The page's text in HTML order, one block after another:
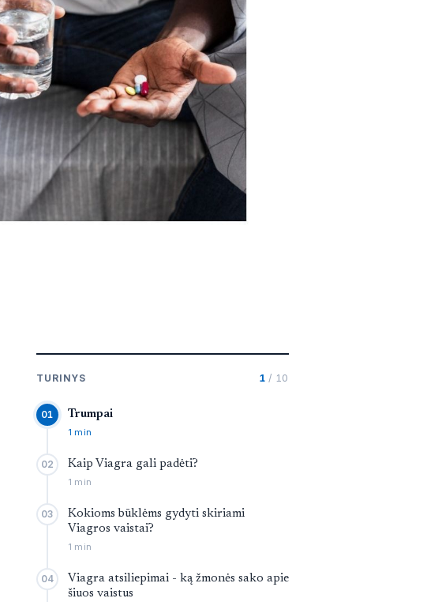
TURINYS 1 / 10
01 Trumpai
1 min
02 Kaip Viagra gali padėti?
1 min
03
Kokioms būklėms gydyti skiriami
Viagros vaistai?
1 min
04
Viagra atsiliepimai - ką žmonės sako apie
šiuos vaistus